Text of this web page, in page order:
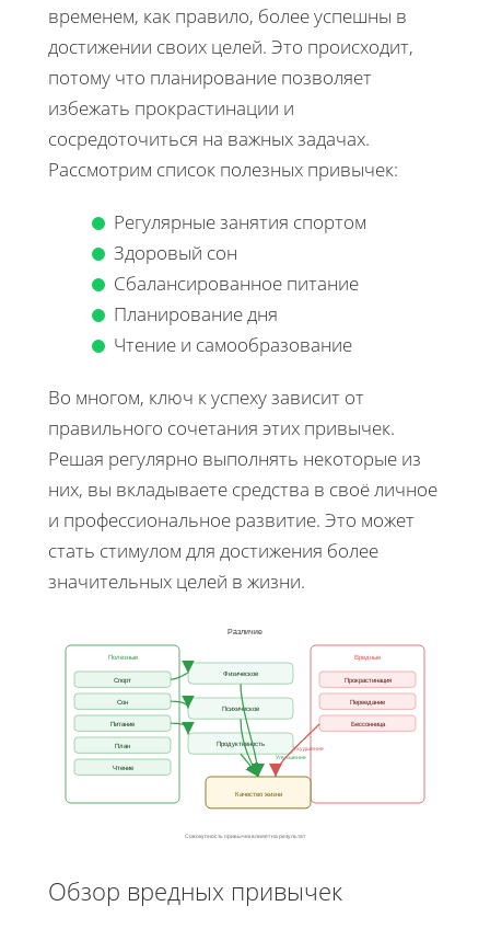
временем, как правило, более успешны в
достижении своих целей. Это происходит,
потому что планирование позволяет
избежать прокрастинации и
сосредоточиться на важных задачах.
Рассмотрим список полезных привычек:
Регулярные занятия спортом
Здоровый сон
Сбалансированное питание
Планирование дня
Чтение и самообразование
Во многом, ключ к успеху зависит от
правильного сочетания этих привычек.
Решая регулярно выполнять некоторые из
них, вы вкладываете средства в своё личное
и профессиональное развитие. Это может
стать стимулом для достижения более
значительных целей в жизни.
Различие
Полезные
Спорт
Сон
Питание
План
Чтение
Вредные
Прокрастинация
Переедание
Бессонница
Физическое
Психическое
Продуктивность
Улучшение
Ухудшение
Качество жизни
Совокупность привычек влияет на результат
Обзор вредных привычек